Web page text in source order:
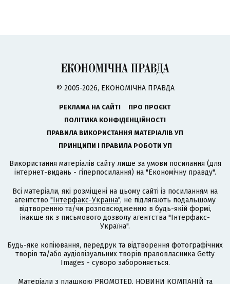
© 2005-2026, ЕКОНОМІЧНА ПРАВДА
РЕКЛАМА НА САЙТІ
ПРО ПРОЄКТ
ПОЛІТИКА КОНФІДЕНЦІЙНОСТІ
ПРАВИЛА ВИКОРИСТАННЯ МАТЕРІАЛІВ УП
ПРИНЦИПИ І ПРАВИЛА РОБОТИ УП
Використання матеріалів сайту лише за умови посилання (для
інтернет-видань - гіперпосилання) на "Економічну правду".
Всі матеріали, які розміщені на цьому сайті із посиланням на
агентство "Інтерфакс-Україна", не підлягають подальшому
відтворенню та/чи розповсюдженню в будь-якій формі,
інакше як з письмового дозволу агентства "Інтерфакс-
Україна".
Будь-яке копіювання, передрук та відтворення фотографічних
творів та/або аудіовізуальних творів правовласника Getty
Images - суворо забороняється.
Матеріали з плашкою PROMOTED, НОВИНИ КОМПАНІЙ та